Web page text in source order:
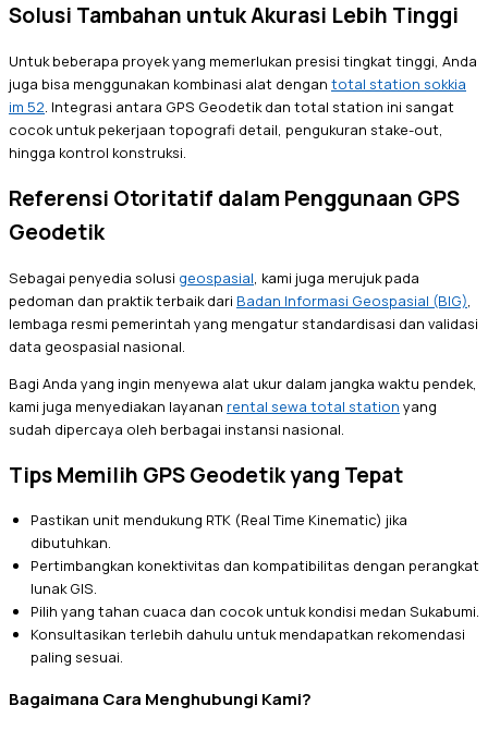
Solusi Tambahan untuk Akurasi Lebih Tinggi
Untuk beberapa proyek yang memerlukan presisi tingkat tinggi, Anda
juga bisa menggunakan kombinasi alat dengan total station sokkia
im 52. Integrasi antara GPS Geodetik dan total station ini sangat
cocok untuk pekerjaan topografi detail, pengukuran stake-out,
hingga kontrol konstruksi.
Referensi Otoritatif dalam Penggunaan GPS
Geodetik
Sebagai penyedia solusi geospasial, kami juga merujuk pada
pedoman dan praktik terbaik dari Badan Informasi Geospasial (BIG),
lembaga resmi pemerintah yang mengatur standardisasi dan validasi
data geospasial nasional.
Bagi Anda yang ingin menyewa alat ukur dalam jangka waktu pendek,
kami juga menyediakan layanan rental sewa total station yang
sudah dipercaya oleh berbagai instansi nasional.
Tips Memilih GPS Geodetik yang Tepat
Pastikan unit mendukung RTK (Real Time Kinematic) jika
dibutuhkan.
Pertimbangkan konektivitas dan kompatibilitas dengan perangkat
lunak GIS.
Pilih yang tahan cuaca dan cocok untuk kondisi medan Sukabumi.
Konsultasikan terlebih dahulu untuk mendapatkan rekomendasi
paling sesuai.
Bagaimana Cara Menghubungi Kami?